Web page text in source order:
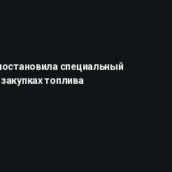
специальный
топлива